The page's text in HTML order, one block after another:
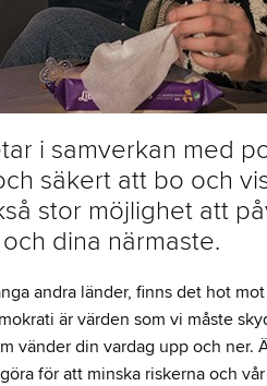
i samverkan med
säkert att bo och
stor möjlighet att
dina närmaste.
andra länder, finns det hot
är värden som vi måste
vänder din vardag upp och ner.
för att minska riskerna och